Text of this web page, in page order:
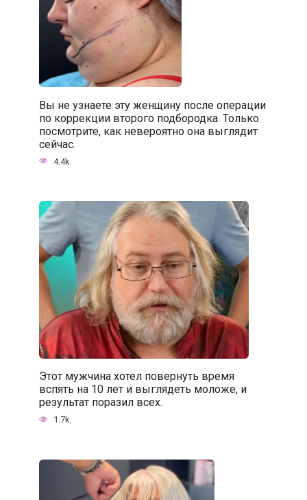
Вы не узнаете эту женщину после операции
по коррекции второго подбородка. Только
посмотрите, как невероятно она выглядит
сейчас.
4.4k.
Этот мужчина хотел повернуть время
вспять на 10 лет и выглядеть моложе, и
результат поразил всех.
1.7k.